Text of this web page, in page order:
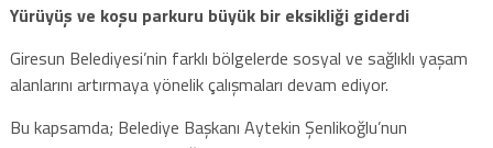
Yürüyüş ve koşu parkuru büyük bir eksikliği giderdi
Giresun Belediyesi’nin farklı bölgelerde sosyal ve sağlıklı yaşam
alanlarını artırmaya yönelik çalışmaları devam ediyor.
Bu kapsamda; Belediye Başkanı Aytekin Şenlikoğlu’nun